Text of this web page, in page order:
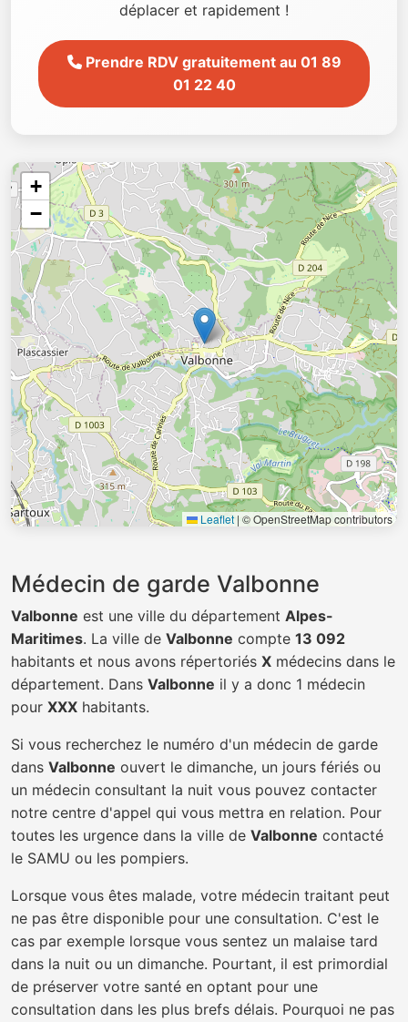
déplacer et rapidement !
Prendre RDV gratuitement au 01 89
01 22 40
+
−
Leaflet | © OpenStreetMap contributors
Médecin de garde Valbonne
Valbonne est une ville du département Alpes-
Maritimes. La ville de Valbonne compte 13 092
habitants et nous avons répertoriés X médecins dans le
département. Dans Valbonne il y a donc 1 médecin
pour XXX habitants.
Si vous recherchez le numéro d'un médecin de garde
dans Valbonne ouvert le dimanche, un jours fériés ou
un médecin consultant la nuit vous pouvez contacter
notre centre d'appel qui vous mettra en relation. Pour
toutes les urgence dans la ville de Valbonne contacté
le SAMU ou les pompiers.
Lorsque vous êtes malade, votre médecin traitant peut
ne pas être disponible pour une consultation. C'est le
cas par exemple lorsque vous sentez un malaise tard
dans la nuit ou un dimanche. Pourtant, il est primordial
de préserver votre santé en optant pour une
consultation dans les plus brefs délais. Pourquoi ne pas